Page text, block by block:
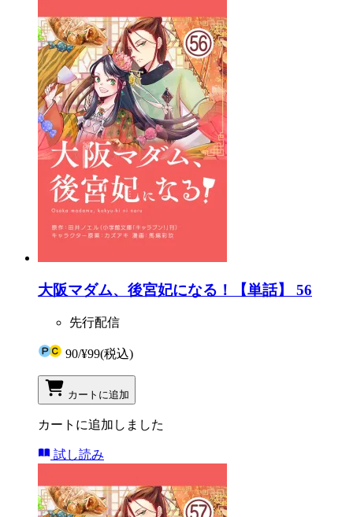
大阪マダム、後宮妃になる！【単話】 56
先行配信
90/¥99(税込)
カートに追加
カートに追加しました
試し読み